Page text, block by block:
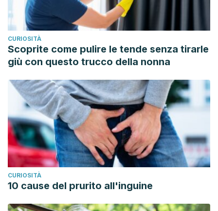
https://www.hsph.harvard.edu/nutritionsource/healthy-
drinks/sugary-drinks/
Fundación Española de la Nutrición. Mantequilla.
http://www.fen.org.es/mercadoFen/pdfs/mantequilla.pdf
Fundación Española de la Nutrición. Margarina.
http://www.fen.org.es/mercadoFen/pdfs/margarina.pdf
Fundación Española de la Nutrición. Pan blanco.
http://www.fen.org.es/mercadoFen/pdfs/panblanco.pdf
CURIOSITÀ
Scoprite come pulire le tende senza tirarle
giù con questo trucco della nonna
CURIOSITÀ
10 cause del prurito all'inguine